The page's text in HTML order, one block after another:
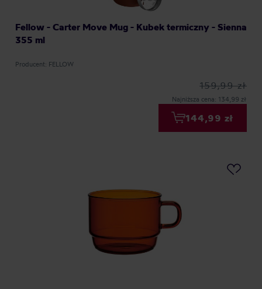
Fellow - Carter Move Mug - Kubek termiczny - Sienna
355 ml
Producent: FELLOW
159,99 zł
Najniższa cena: 134,99 zł
144,99 zł